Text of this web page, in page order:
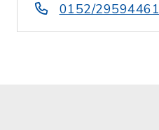
0152/29594461